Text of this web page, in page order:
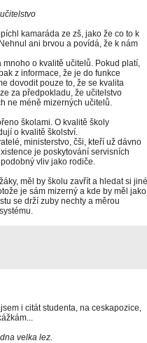
kamaráda ze zš, jako že co to k
ani brvou a povídá, že k nám
o kvalitě učitelů. Pokud platí,
z informace, že je do funkce
dovodit pouze to, že se kvalita
za předpokladu, že učitelstvo
ne méně mizerných učitelů.
školami. O kvalitě školy
o kvalitě školství.
ministerstvo, čši, kteří už dávno
je poskytování servisních
vliv jako rodiče.
měl by školu zavřít a hledat si jiné
je sám mizerný a kde by měl jako
se drží zuby nechty a měrou
i citát studenta, na ceskapozice,
velka lez.